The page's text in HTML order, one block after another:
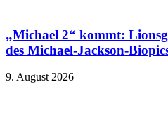
„Michael 2“ kommt:
des Michael-Jackson-
9. August 2026